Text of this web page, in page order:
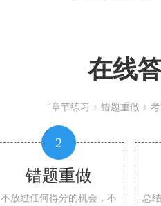
在线
“章节练习 + 错题重做 +
2
错题重做
不放过任何得分的机会，不
总